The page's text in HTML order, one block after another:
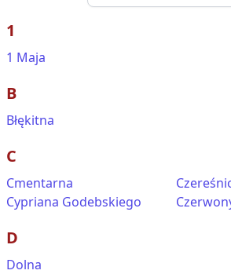
1
1 Maja
B
Błękitna
C
Cmentarna
Cypriana Godebskiego
D
Dolna